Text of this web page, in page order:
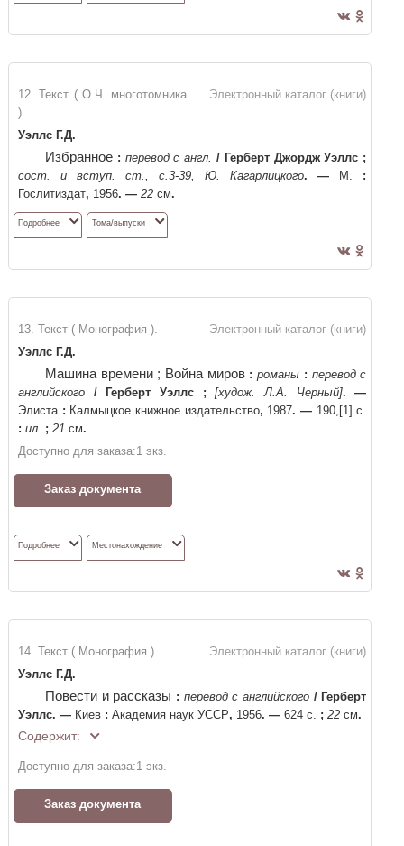
Электронный каталог (книги)
12. Текст ( О.Ч. многотомника
).
Уэллс Г.Д.
Избранное : перевод с англ. / Герберт Джордж Уэллс ;
сост. и вступ. ст., с.3-39, Ю. Кагарлицкого. — М. :
Гослитиздат, 1956. — 22см.
Подробнее Тома/выпуски
Электронный каталог (книги)
13. Текст ( Монография ).
Уэллс Г.Д.
Машина времени ; Война миров : романы : перевод с
английского
/ Герберт Уэллс ; [худож. Л.А. Черный]. —
Элиста : Калмыцкое книжное издательство, 1987. —190,[1] с.
: ил. ; 21 см.
Доступно для заказа:1 экз.
Заказ документа
Подробнее Местонахождение
Электронный каталог (книги)
14. Текст ( Монография ).
Уэллс Г.Д.
Повести и рассказы : перевод с английского / Герберт
Уэллс. —Киев : Академия наук УССР, 1956. —624 с. ; 22см.
Содержит:
Доступно для заказа:1 экз.
Заказ документа